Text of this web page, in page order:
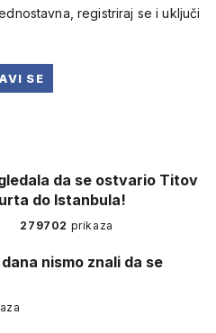
registriraj se i uključi
SE
da se ostvario Titov
do Istanbula!
279702 prikaza
nismo znali da se